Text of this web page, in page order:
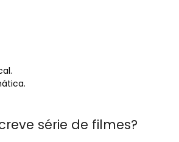
série de filmes?